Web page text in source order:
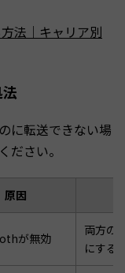
法｜キャリア別
に転送できない場
ださい。
原因
が無効
両方の
にする